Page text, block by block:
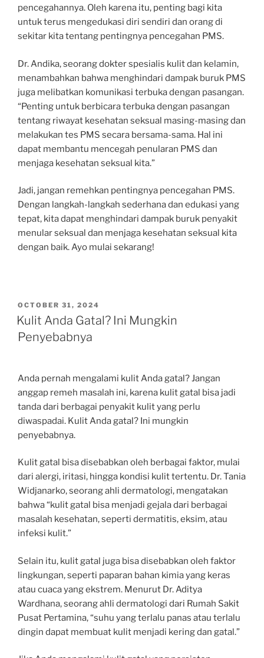
pencegahannya. Oleh karena itu, penting bagi kita
untuk terus mengedukasi diri sendiri dan orang di
sekitar kita tentang pentingnya pencegahan PMS.
Dr. Andika, seorang dokter spesialis kulit dan kelamin,
menambahkan bahwa menghindari dampak buruk PMS
juga melibatkan komunikasi terbuka dengan pasangan.
“Penting untuk berbicara terbuka dengan pasangan
tentang riwayat kesehatan seksual masing-masing dan
melakukan tes PMS secara bersama-sama. Hal ini
dapat membantu mencegah penularan PMS dan
menjaga kesehatan seksual kita.”
Jadi, jangan remehkan pentingnya pencegahan PMS.
Dengan langkah-langkah sederhana dan edukasi yang
tepat, kita dapat menghindari dampak buruk penyakit
menular seksual dan menjaga kesehatan seksual kita
dengan baik. Ayo mulai sekarang!
POSTED
ON
OCTOBER 31, 2024
Kulit Anda Gatal? Ini Mungkin
Penyebabnya
Anda pernah mengalami kulit Anda gatal? Jangan
anggap remeh masalah ini, karena kulit gatal bisa jadi
tanda dari berbagai penyakit kulit yang perlu
diwaspadai. Kulit Anda gatal? Ini mungkin
penyebabnya.
Kulit gatal bisa disebabkan oleh berbagai faktor, mulai
dari alergi, iritasi, hingga kondisi kulit tertentu. Dr. Tania
Widjanarko, seorang ahli dermatologi, mengatakan
bahwa “kulit gatal bisa menjadi gejala dari berbagai
masalah kesehatan, seperti dermatitis, eksim, atau
infeksi kulit.”
Selain itu, kulit gatal juga bisa disebabkan oleh faktor
lingkungan, seperti paparan bahan kimia yang keras
atau cuaca yang ekstrem. Menurut Dr. Aditya
Wardhana, seorang ahli dermatologi dari Rumah Sakit
Pusat Pertamina, “suhu yang terlalu panas atau terlalu
dingin dapat membuat kulit menjadi kering dan gatal.”